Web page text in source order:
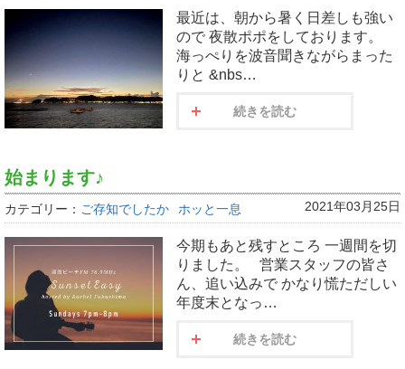
最近は、朝から暑く日差しも強い
ので 夜散ポポをしております。
海っぺりを波音聞きながらまった
りと &nbs…
続きを読む
始まります♪
カテゴリー： ご存知でしたか ホッと一息 2021年03月25日
今期もあと残すところ 一週間を切
りました。 営業スタッフの皆さ
ん、追い込みで かなり慌ただしい
年度末となっ…
続きを読む